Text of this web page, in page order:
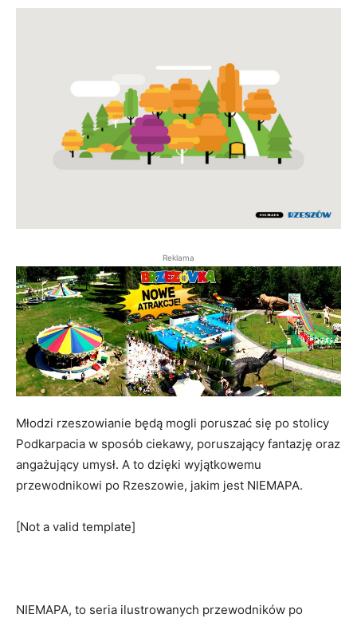
Reklama
Młodzi rzeszowianie będą mogli poruszać się po stolicy
Podkarpacia w sposób ciekawy, poruszający fantazję oraz
angażujący umysł. A to dzięki wyjątkowemu
przewodnikowi po Rzeszowie, jakim jest NIEMAPA.
[Not a valid template]
NIEMAPA, to seria ilustrowanych przewodników po